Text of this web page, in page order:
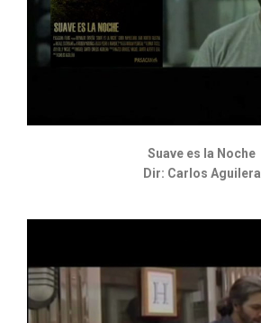
Suave es la Noche
Dir: Carlos Aguilera